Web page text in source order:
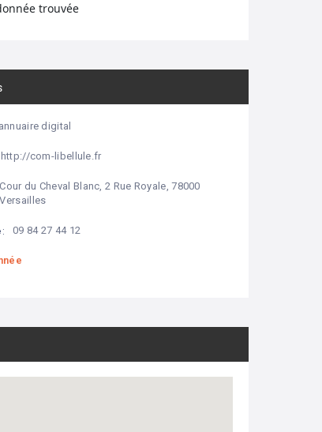
trouvée
digital
http://com-libellule.fr
Cour du Cheval Blanc, 2 Rue Royale, 78000
Versailles
09 84 27 44 12